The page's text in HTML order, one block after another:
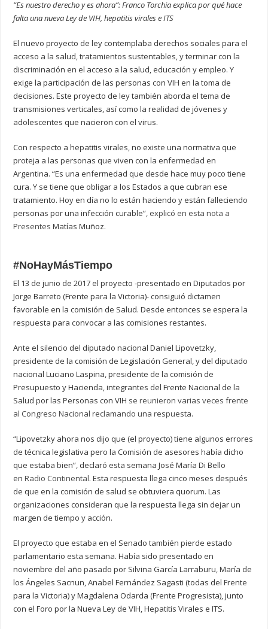
“Es nuestro derecho y es ahora”: Franco Torchia explica por qué hace
falta una nueva Ley de VIH, hepatitis virales e ITS
El nuevo proyecto de ley contemplaba derechos sociales para el
acceso a la salud, tratamientos sustentables, y terminar con la
discriminación en el acceso a la salud, educación y empleo. Y
exige la participación de las personas con VIH en la toma de
decisiones. Este proyecto de ley también aborda el tema de
transmisiones verticales, así como la realidad de jóvenes y
adolescentes que nacieron con el virus.
Con respecto a hepatitis virales, no existe una normativa que
proteja a las personas que viven con la enfermedad en
Argentina. “Es una enfermedad que desde hace muy poco tiene
cura. Y se tiene que obligar a los Estados a que cubran ese
tratamiento. Hoy en día no lo están haciendo y están falleciendo
personas por una infección curable”, explicó en esta nota a
Presentes Matías Muñoz.
#NoHayMásTiempo
El 13 de junio de 2017 el proyecto -presentado en Diputados por
Jorge Barreto (Frente para la Victoria)- consiguió dictamen
favorable en la comisión de Salud. Desde entonces se espera la
respuesta para convocar a las comisiones restantes.
Ante el silencio del diputado nacional Daniel Lipovetzky,
presidente de la comisión de Legislación General, y del diputado
nacional Luciano Laspina, presidente de la comisión de
Presupuesto y Hacienda, integrantes del Frente Nacional de la
Salud por las Personas con VIH se reunieron varias veces frente
al Congreso Nacional reclamando una respuesta.
“Lipovetzky ahora nos dijo que (el proyecto) tiene algunos errores
de técnica legislativa pero la Comisión de asesores había dicho
que estaba bien”, declaró esta semana José María Di Bello
enRadio Continental. Esta respuesta llega cinco meses después
de que en la comisión de salud se obtuviera quorum. Las
organizaciones consideran que la respuesta llega sin dejar un
margen de tiempo y acción.
El proyecto que estaba en el Senado también pierde estado
parlamentario esta semana. Había sido presentado en
noviembre del año pasado por Silvina García Larraburu, María de
los Ángeles Sacnun, Anabel Fernández Sagasti (todas del Frente
para la Victoria) y Magdalena Odarda (Frente Progresista), junto
con el Foro por la Nueva Ley de VIH, Hepatitis Virales e ITS.